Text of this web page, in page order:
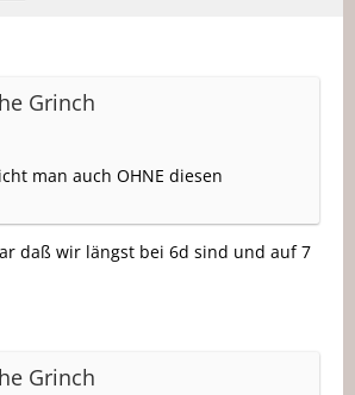
Grinch
man auch OHNE diesen
daß wir längst bei 6d sind und auf 7
Grinch